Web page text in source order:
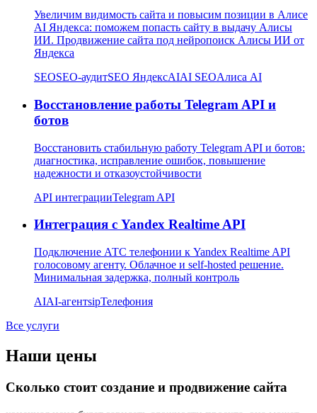
Увеличим видимость сайта и повысим позиции в Алисе
AI Яндекса: поможем попасть сайту в выдачу Алисы
ИИ. Продвижение сайта под нейропоиск Алисы ИИ от
Яндекса
SEOSEO-аудитSEO ЯндексAIAI SEOАлиса AI
Восстановление работы Telegram API и
ботов
Восстановить стабильную работу Telegram API и ботов:
диагностика, исправление ошибок, повышение
надежности и отказоустойчивости
API интеграцииTelegram API
Интеграция с Yandex Realtime API
Подключение АТС телефонии к Yandex Realtime API
голосовому агенту. Облачное и self-hosted решение.
Минимальная задержка, полный контроль
AIAI-агентsipТелефония
Все услуги
Наши цены
Сколько стоит создание и продвижение сайта